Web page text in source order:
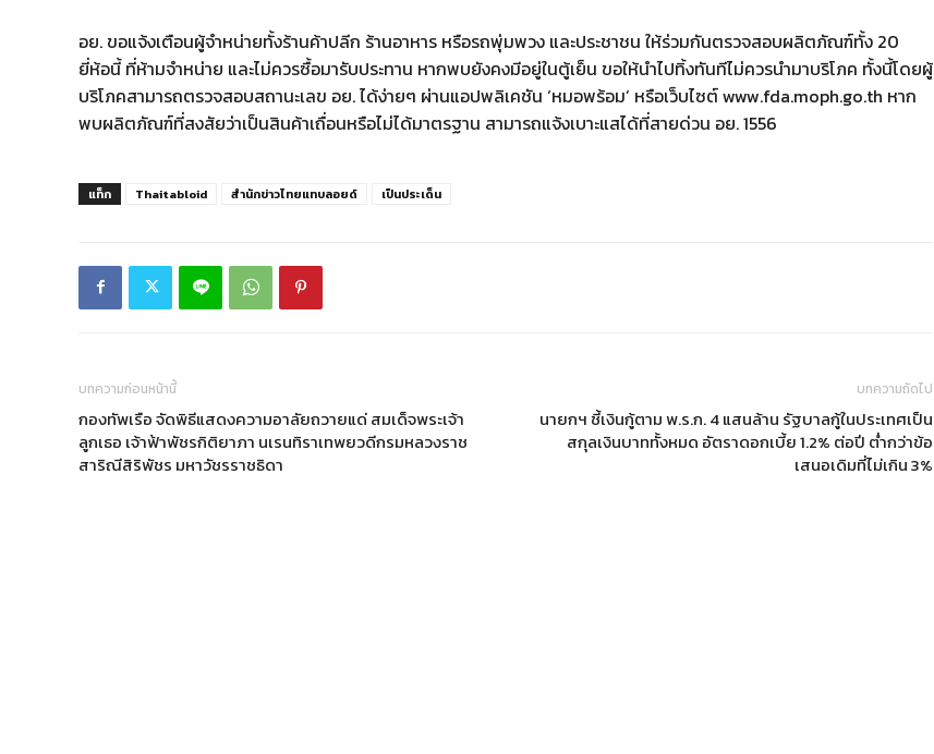
อย. ขอแจ้งเตือนผู้จำหน่ายทั้งร้านค้าปลีก ร้านอาหาร หรือรถพุ่มพวง และประชาชน ให้ร่วมกันตรวจสอบผลิตภัณฑ์ทั้ง 20
ยี่ห้อนี้ ที่ห้ามจำหน่าย และไม่ควรซื้อมารับประทาน หากพบยังคงมีอยู่ในตู้เย็น ขอให้นำไปทิ้งทันทีไม่ควรนำมาบริโภค ทั้งนี้โดยผู้
บริโภคสามารถตรวจสอบสถานะเลข อย. ได้ง่ายๆ ผ่านแอปพลิเคชัน ‘หมอพร้อม’ หรือเว็บไซต์ www.fda.moph.go.th หาก
พบผลิตภัณฑ์ที่สงสัยว่าเป็นสินค้าเถื่อนหรือไม่ได้มาตรฐาน สามารถแจ้งเบาะแสได้ที่สายด่วน อย. 1556
แท็ก Thaitabloid สำนักข่าวไทยแทบลอยด์ เป็นประเด็น
บทความก่อนหน้านี้
กองทัพเรือ จัดพิธีแสดงความอาลัยถวายแด่ สมเด็จพระเจ้า
ลูกเธอ เจ้าฟ้าพัชรกิติยาภา นเรนทิราเทพยวดีกรมหลวงราช
สาริณีสิริพัชร มหาวัชรราชธิดา
บทความถัดไป
นายกฯ ชี้เงินกู้ตาม พ.ร.ก. 4 แสนล้าน รัฐบาลกู้ในประเทศเป็น
สกุลเงินบาททั้งหมด อัตราดอกเบี้ย 1.2% ต่อปี ต่ำกว่าข้อ
เสนอเดิมที่ไม่เกิน 3%